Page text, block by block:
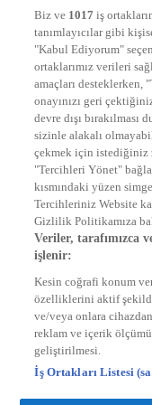
STAR
EURO
KRAL
DYG Radyolar
NTV
KRAL FM
KRAL POP
EKSEN
VOYAGE
DYG Dijital
ntv.com.tr
ntvspor.net
startv.com.tr
Biz ve 1017 iş
tanımlayıcılar gibi
"Kabul Ediyorum"
ortaklarımız verileri
amaçları desteklerken,
onayınızı geri
devre dışı
sizinle alakalı
çekmek için istediğiniz
"Tercihleri Yönet"
kısmındaki yüzen
Tercihleriniz Website
Gizlilik Politikamıza
Veriler, tarafımızca
işlenir:
Kesin coğrafi konum
özelliklerini aktif
ve/veya onlara
reklam ve içerik
geliştirilmesi.
İş Ortakları Listesi